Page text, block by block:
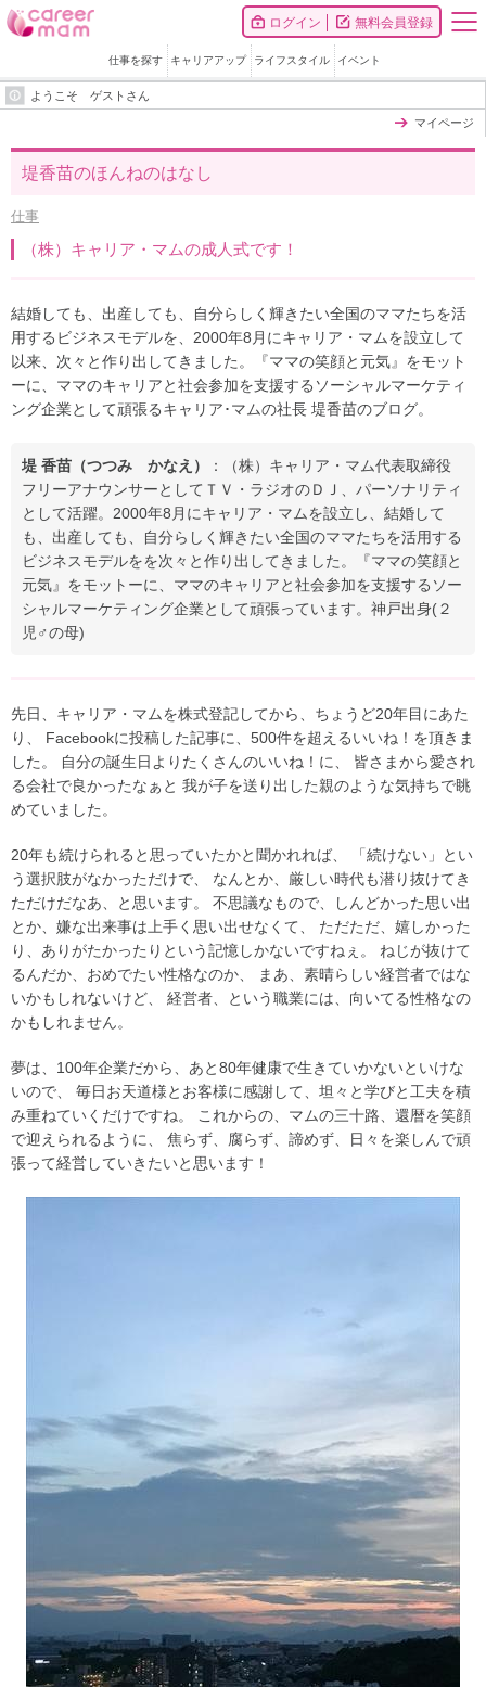
ログイン 無料会員登録
仕事を探す キャリアアップ ライフスタイル イベント
ようこそ ゲストさん
マイページ
堤香苗のほんねのはなし
仕事
（株）キャリア・マムの成人式です！
結婚しても、出産しても、自分らしく輝きたい全国のママたちを活
用するビジネスモデルを、2000年8月にキャリア・マムを設立して
以来、次々と作り出してきました。『ママの笑顔と元気』をモット
ーに、ママのキャリアと社会参加を支援するソーシャルマーケティ
ング企業として頑張るキャリア･マムの社長 堤香苗のブログ。
堤 香苗（つつみ かなえ）
：（株）キャリア・マム代表取締役
フリーアナウンサーとしてＴＶ・ラジオのＤＪ、パーソナリティ
として活躍。2000年8月にキャリア・マムを設立し、結婚して
も、出産しても、自分らしく輝きたい全国のママたちを活用する
ビジネスモデルをを次々と作り出してきました。『ママの笑顔と
元気』をモットーに、ママのキャリアと社会参加を支援するソー
シャルマーケティング企業として頑張っています。神戸出身(２
児♂の母)
先日、キャリア・マムを株式登記してから、ちょうど20年目にあた
り、 Facebookに投稿した記事に、500件を超えるいいね！を頂きま
した。 自分の誕生日よりたくさんのいいね！に、 皆さまから愛され
る会社で良かったなぁと 我が子を送り出した親のような気持ちで眺
めていました。
20年も続けられると思っていたかと聞かれれば、 「続けない」とい
う選択肢がなかっただけで、 なんとか、厳しい時代も潜り抜けてき
ただけだなあ、と思います。 不思議なもので、しんどかった思い出
とか、嫌な出来事は上手く思い出せなくて、 ただただ、嬉しかった
り、ありがたかったりという記憶しかないですねぇ。 ねじが抜けて
るんだか、おめでたい性格なのか、 まあ、素晴らしい経営者ではな
いかもしれないけど、 経営者、という職業には、向いてる性格なの
かもしれません。
夢は、100年企業だから、あと80年健康で生きていかないといけな
いので、 毎日お天道様とお客様に感謝して、坦々と学びと工夫を積
み重ねていくだけですね。 これからの、マムの三十路、還暦を笑顔
で迎えられるように、 焦らず、腐らず、諦めず、日々を楽しんで頑
張って経営していきたいと思います！